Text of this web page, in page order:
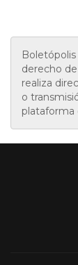
derecho
realiza
o
plataforma